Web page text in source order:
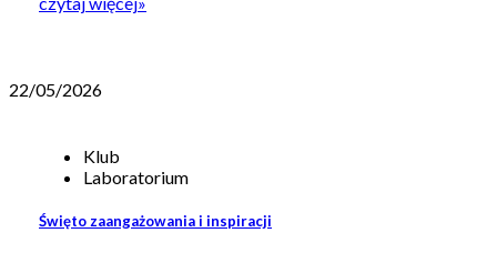
22/05/2026
Klub
Laboratorium
Święto zaangażowania i inspiracji